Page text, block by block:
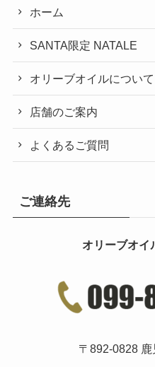
ホーム
SANTA限定 NATALE
オリーブオイルについて
店舗のご案内
よくあるご質問
ご連絡先
オリーブオイ
〒892-0828